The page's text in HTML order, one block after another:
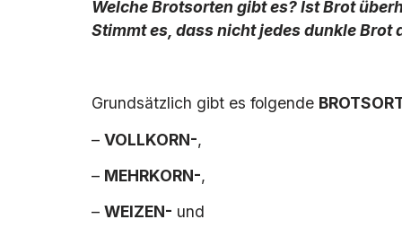
Welche Brotsorten gibt es? Ist Brot
Stimmt es, dass nicht jedes dunkle Brot
Grundsätzlich gibt es folgende
– VOLLKORN-,
– MEHRKORN-,
– WEIZEN- und